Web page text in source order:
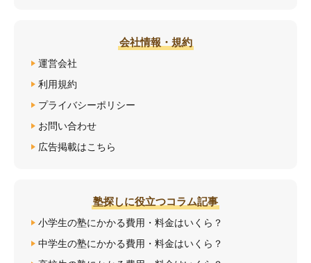
会社情報・規約
運営会社
利用規約
プライバシーポリシー
お問い合わせ
広告掲載はこちら
塾探しに役立つコラム記事
小学生の塾にかかる費用・料金はいくら？
中学生の塾にかかる費用・料金はいくら？